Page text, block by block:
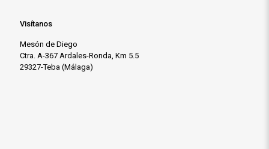
Visítanos
Mesón de Diego
Ctra. A-367 Ardales-Ronda, Km 5.5
29327-Teba (Málaga)